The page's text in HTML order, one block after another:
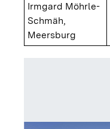
Irmgard Möhrle-
Schmäh,
Meersburg